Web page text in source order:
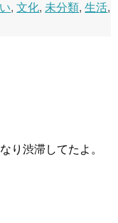
,文化, 未分類,生活,
り渋滞してたよ。